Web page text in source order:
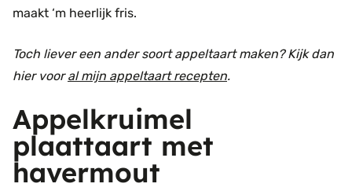
maakt ‘m heerlijk fris.
Toch liever een ander soort appeltaart maken? Kijk dan
hier vooral mijn appeltaart recepten.
Appelkruimel
plaattaart met
havermout